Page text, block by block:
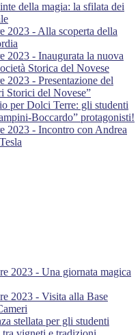
della magia: la sfilata dei
2023 - Alla scoperta della
2023 - Inaugurata la nuova
Storica del Novese
2023 - Presentazione del
Storici del Novese”
per Dolci Terre: gli studenti
Boccardo” protagonisti!
2023 - Incontro con Andrea
2023 - Una giornata magica
2023 - Visita alla Base
stellata per gli studenti